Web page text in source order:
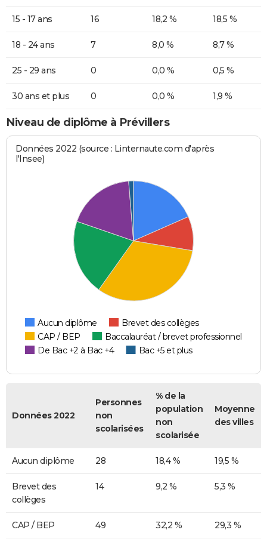
15 - 17 ans 16 18,2 % 18,5 %
18 - 24 ans 7 8,0 % 8,7 %
25 - 29 ans 0 0,0 % 0,5 %
30 ans et plus 0 0,0 % 1,9 %
Niveau de diplôme à Prévillers
Données 2022 (source : Linternaute.com d'après
l'Insee)
Aucun diplôme
Brevet des collèges
CAP / BEP
Baccalauréat / brevet professionnel
De Bac +2 à Bac +4
Bac +5 et plus
Données 2022
Personnes
non
scolarisées
% de la
population
non
scolarisée
Moyenne
des villes
Aucun diplôme 28 18,4 % 19,5 %
Brevet des
collèges
14 9,2 % 5,3 %
CAP / BEP 49 32,2 % 29,3 %